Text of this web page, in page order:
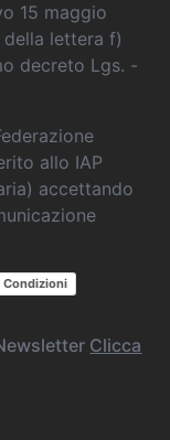
15 maggio
della lettera f)
decreto Lgs. -
allo IAP
accettando
Condizioni
Clicca